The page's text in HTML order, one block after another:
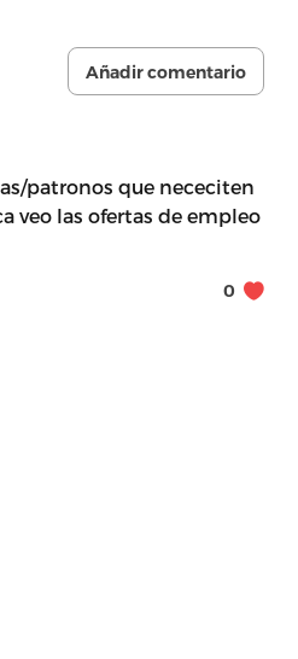
Añadir comentario
patronos que nececiten
veo las ofertas de empleo
0